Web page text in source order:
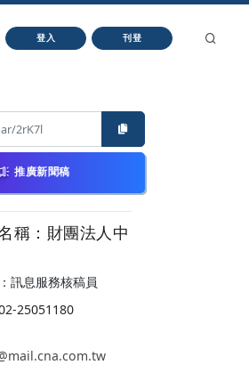
登入 刊登
推廣新聞稿
稱：財團法人中
訊息服務核稿員
25051180